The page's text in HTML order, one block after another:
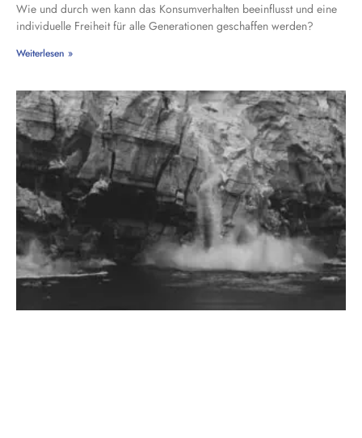
Wie und durch wen kann das Konsumverhalten beeinflusst und eine
individuelle Freiheit für alle Generationen geschaffen werden?
Weiterlesen »